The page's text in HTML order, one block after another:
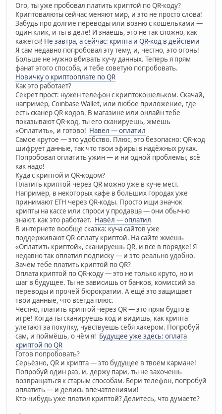
Ого, ты уже пробовал платить криптой по QR-коду?
Криптовалюты сейчас меняют мир, и это не просто слова!
Забудь про долгие переводы или возню с кошельками —
один клик, и ты в деле! И знаешь, это не так сложно, как
кажется! Не завтра, а сейчас: крипта и QR-код в действии
Я сам недавно попробовал эту тему, и, честно, это огонь!
Больше не нужно вбивать кучу данных. Теперь я прям
фанат этого способа, и тебе советую попробовать.
Новичку о криптооплате по QR
Как это работает?
Секрет прост: нужен телефон с криптокошельком. Скачай,
например, Coinbase Wallet, или любое приложение, где
есть сканер QR-кодов. В магазине или онлайн тебе
показывают QR-код, ты его сканируешь, жмёшь
«Оплатить», и готово! Навёл — оплатил
Самое крутое — это удобство. Плюс, это безопасно: QR-код
шифрует данные, так что твои эфиры в надёжных руках.
Попробовал оплатить ужин — и ни одной проблемы, всё
как надо!
Куда с криптой и QR-кодом?
Платить криптой через QR можно уже в куче мест.
Например, в некоторых кафе в больших городах уже
принимают ETH через QR-коды. Просто ищи значок
крипты на кассе или спроси у продавца — они обычно
знают, как это работает. Навёл — оплатил
В интернете вообще сказка: куча сайтов уже
поддерживают QR-оплату криптой. На сайте жмёшь
«Оплатить криптой», сканируешь QR, и всё в порядке! Я
недавно так оплатил подписку — и это реально удобно.
Зачем тебе платить криптой по QR?
Оплата криптой по QR-коду — это не только круто, но и
шаг в будущее. Ты не зависишь от банков, комиссий за
переводы и прочей бюрократии. А ещё это защищает
твои данные, что всегда плюс.
Честно, платить криптой через QR — это прям будто в
игре! Когда ты сканируешь код и видишь, как крипта
улетают за покупку, чувствуешь себя хакером. Попробуй
сам, и поймёшь, о чём я! Будущее уже здесь: оплата
криптой по QR
Готов попробовать?
Серьёзно, QR и крипта — это будущее в твоём кармане!
Попробуй один раз, и, держу пари, ты не захочешь
возвращаться к старым способам. Бери телефон, попробуй
оплатить — и делись впечатлениями!
Кто-нибудь уже платил криптой? Делитесь, что думаете?